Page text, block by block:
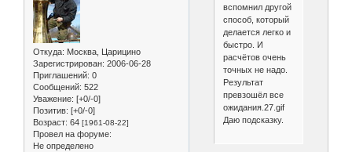
Откуда: Москва, Царицино
Зарегистрирован: 2006-06-28
Приглашений: 0
Сообщений: 522
Уважение: [+0/-0]
Позитив: [+0/-0]
Возраст: 64 [1961-08-22]
Провел на форуме:
Не определено
вспомнил другой
способ, который
делается легко и
быстро. И
расчётов очень
точных не надо.
Результат
превзошёл все
ожидания.27.gif
Даю подсказку.